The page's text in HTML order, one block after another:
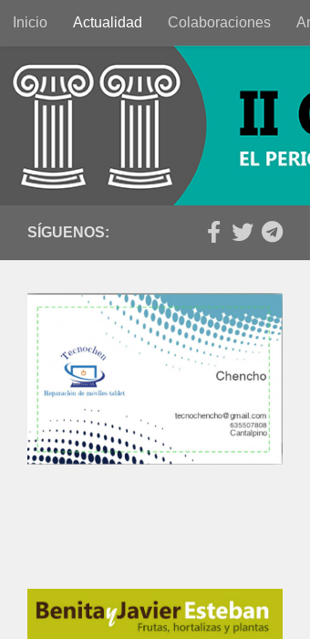
Saltar al contenido
Inicio Actualidad Colaboraciones
SÍGUENOS: